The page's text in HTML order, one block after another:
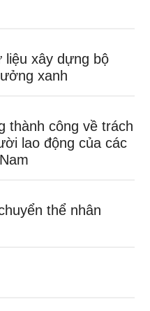
liệu xây dựng bộ
xanh
thành công về trách
lao động của các
thể nhân